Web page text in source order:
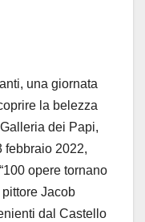
una giornata
la belezza
dei Papi,
febbraio 2022,
opere tornano
Jacob
dal Castello